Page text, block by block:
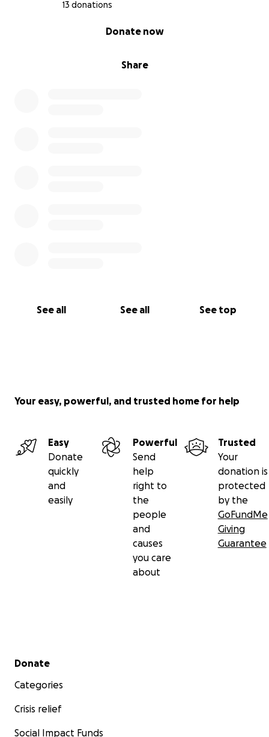
13 donations
Share
Donate now
See all See all See top
Your easy, powerful, and trusted home for help
Easy
Donate
quickly
and
easily
Powerful
Send
help
right to
the
people
and
causes
you care
about
Trusted
Your
donation is
protected
by the
GoFundMe
Giving
Guarantee
Secondary menu
Donate
Categories
Crisis relief
Social Impact Funds